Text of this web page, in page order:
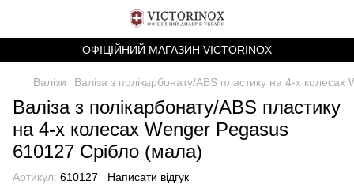
ОФІЦІЙНИЙ МАГАЗИН VICTORINOX
Валізи Валіза з полікарбонату/ABS пластику на 4-х
Валіза з полікарбонату/ABS пластику
на 4-х колесах Wenger Pegasus
610127 Срібло (мала)
Артикул: 610127 Написати відгук